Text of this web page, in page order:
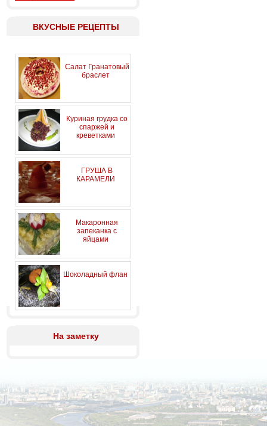
ВКУСНЫЕ РЕЦЕПТЫ
Салат Гранатовый
браслет
Куриная грудка со
спаржей и
креветками
ГРУША В
КАРАМЕЛИ
Макаронная
запеканка с
яйцами
Шоколадный флан
На заметку